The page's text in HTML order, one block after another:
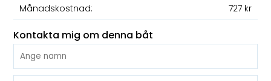
Månadskostnad:
727 kr
Kontakta mig om denna båt